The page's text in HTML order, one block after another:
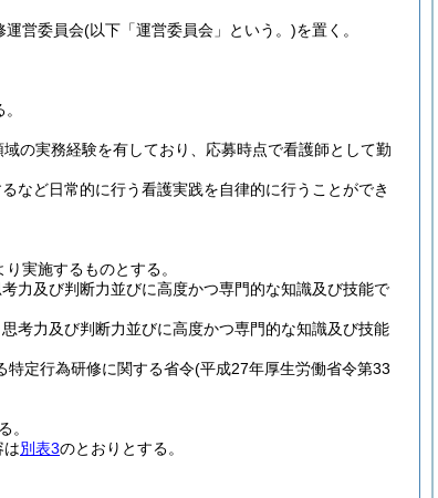
運営委員会(以下「運営委員会」という。)を置く。
の実務経験を有しており、応募時点で看護師として勤
など日常的に行う看護実践を自律的に行うことができ
実施するものとする。
力及び判断力並びに高度かつ専門的な知識及び技能で
考力及び判断力並びに高度かつ専門的な知識及び技能
定行為研修に関する省令(平成27年厚生労働省令第33
。
は別表3のとおりとする。